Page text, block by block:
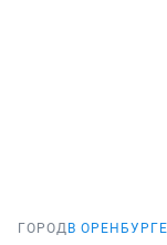
ГОРОД В ОРЕНБУРГЕ